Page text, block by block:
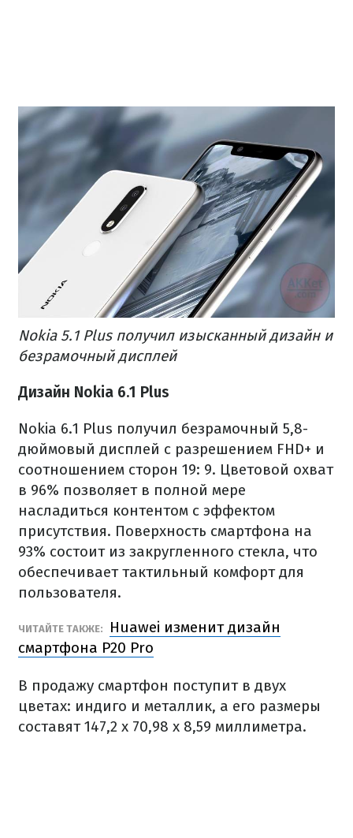
Nokia 5.1 Plus получил изысканный дизайн и
безрамочный дисплей
Дизайн Nokia 6.1 Plus
Nokia 6.1 Plus получил безрамочный 5,8-
дюймовый дисплей с разрешением FHD+ и
соотношением сторон 19: 9. Цветовой охват
в 96% позволяет в полной мере
насладиться контентом с эффектом
присутствия. Поверхность смартфона на
93% состоит из закругленного стекла, что
обеспечивает тактильный комфорт для
пользователя.
ЧИТАЙТЕ ТАКЖЕ:
Huawei изменит дизайн
смартфона P20 Pro
В продажу смартфон поступит в двух
цветах: индиго и металлик, а его размеры
составят 147,2 x 70,98 x 8,59 миллиметра.